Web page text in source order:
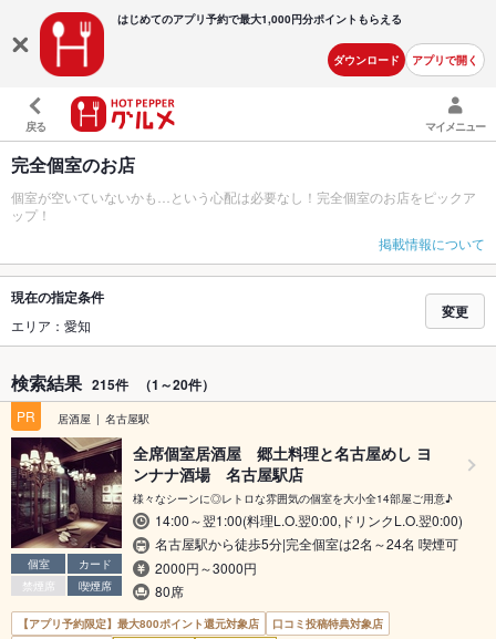
はじめてのアプリ予約で最大1,000円分ポイントもらえる
ダウンロード アプリで開く
戻る マイメニュー
完全個室のお店
個室が空いていないかも…という心配は必要なし！完全個室のお店をピックア
ップ！
掲載情報について
現在の指定条件
エリア：愛知
変更
検索結果 215件 （1～20件）
PR 居酒屋 名古屋駅
個室
カード
禁煙席
喫煙席
全席個室居酒屋 郷土料理と名古屋めし ヨ
ンナナ酒場 名古屋駅店
様々なシーンに◎レトロな雰囲気の個室を大小全14部屋ご用意♪
14:00～翌1:00(料理L.O.翌0:00,ドリンクL.O.翌0:00)
名古屋駅から徒歩5分|完全個室は2名～24名 喫煙可
2000円～3000円
80席
【アプリ予約限定】最大800ポイント還元対象店
口コミ投稿特典対象店